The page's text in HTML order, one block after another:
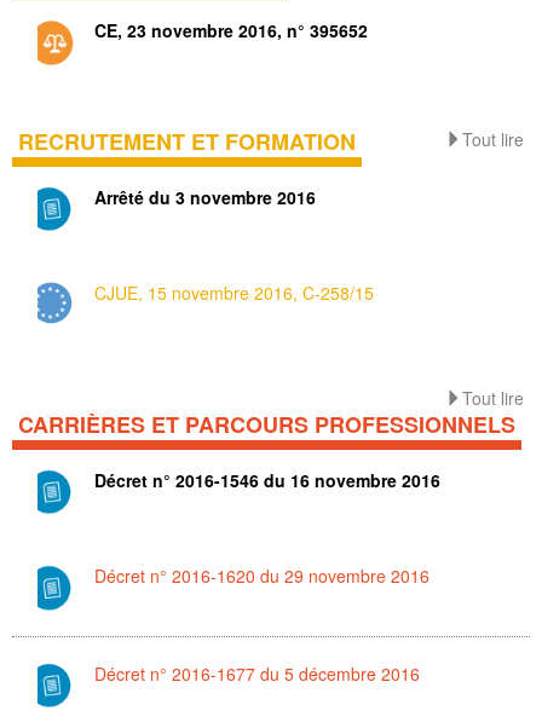
CE, 23 novembre 2016, n° 395652
Tout lire
RECRUTEMENT ET FORMATION
Arrêté du 3 novembre 2016
CJUE, 15 novembre 2016, C-258/15
Tout lire
CARRIÈRES ET PARCOURS PROFESSIONNELS
Décret n° 2016-1546 du 16 novembre 2016
Décret n° 2016-1620 du 29 novembre 2016
Décret n° 2016-1677 du 5 décembre 2016